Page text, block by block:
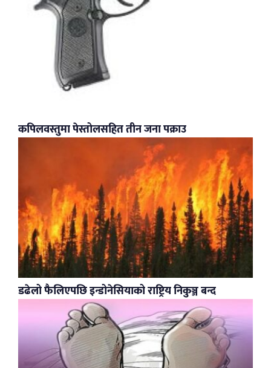
कपिलवस्तुमा पेस्तोलसहित तीन जना पक्राउ
डढेलो फैलिएपछि इन्डोनेसियाको राष्ट्रिय निकुञ्ज बन्द